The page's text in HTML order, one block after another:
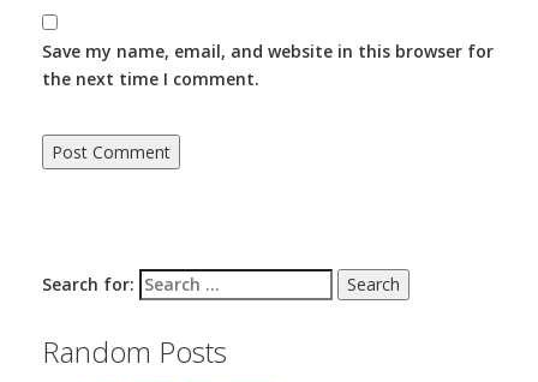
Save my name, email, and website in this browser for
the next time I comment.
Search for:
Random Posts